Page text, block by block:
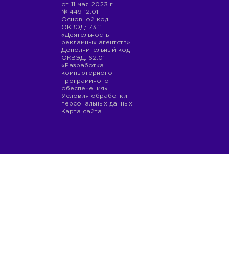
от 11 мая 2023 г.
№ 449 12.01.
Основной код
ОКВЭД: 73.11
«Деятельность
рекламных агентств».
Дополнительный код
ОКВЭД: 62.01
«Разработка
компьютерного
программного
обеспечения».
Условия обработки
персональных данных
Карта сайта